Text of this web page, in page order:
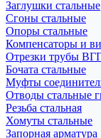
Заглушки стальные
Сгоны стальные
Опоры стальные
Компенсаторы и
Отрезки трубы
Бочата стальные
Муфты
Отводы стальные
Резьба стальная
Хомуты стальные
Запорная арматура